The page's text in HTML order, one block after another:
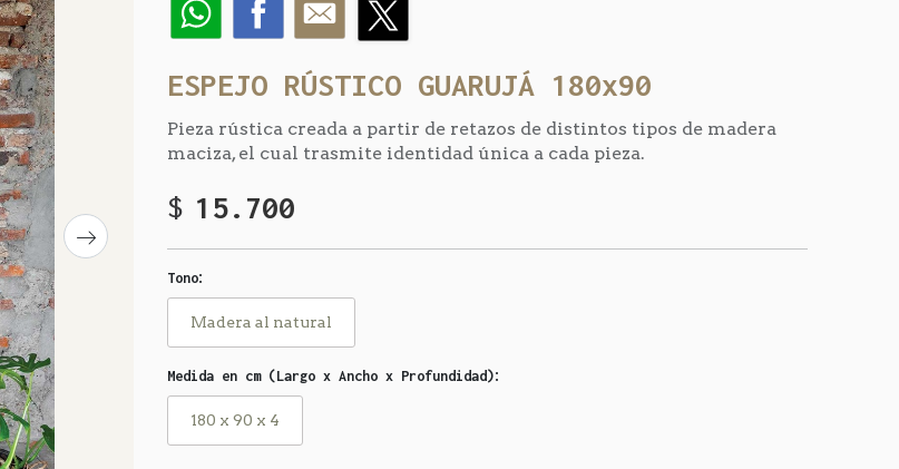
ESPEJO RÚSTICO GUARUJÁ 180x90
Pieza rústica creada a partir de retazos de distintos tipos de madera
maciza, el cual trasmite identidad única a cada pieza.
$15.700
Tono:
Madera al natural
Medida en cm (Largo x Ancho x Profundidad):
180 x 90 x 4